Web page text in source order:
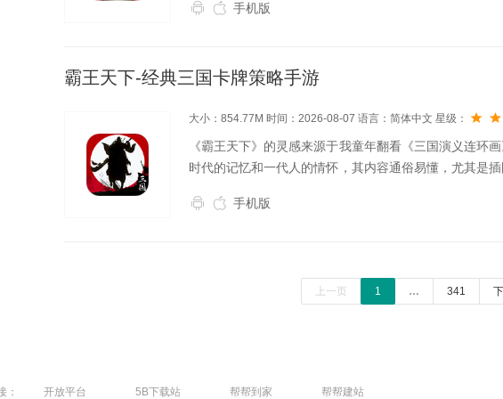
面关卡等，每个关...
手机版
霸王天下-经典三国卡牌策略手游
大小：854.77M 时间：2026-08-07 语言：简体中文 星级：
《霸王天下》的灵感来源于我童年翻看《三国演义连环
时代的记忆和一代人的情怀，其内容通俗易懂，尤其是
乱纷争、群雄并起的年代勾勒得淋漓尽致，让人记忆
去。此时，连环画风格...
手机版
上一页 1 … 341
： 开放平台 5B下载站 帮帮到家 帮帮建站